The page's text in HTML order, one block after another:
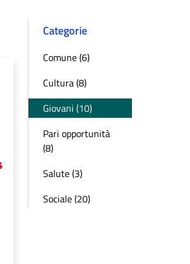
Categorie
Comune (6)
Cultura (8)
Giovani (10)
Pari opportunità
(8)
Salute (3)
Sociale (20)